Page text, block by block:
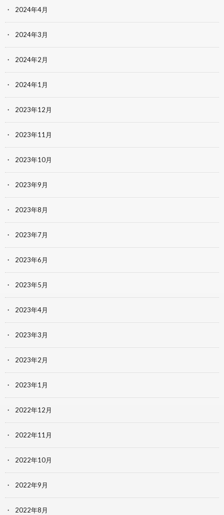
2024年4月
2024年3月
2024年2月
2024年1月
2023年12月
2023年11月
2023年10月
2023年9月
2023年8月
2023年7月
2023年6月
2023年5月
2023年4月
2023年3月
2023年2月
2023年1月
2022年12月
2022年11月
2022年10月
2022年9月
2022年8月